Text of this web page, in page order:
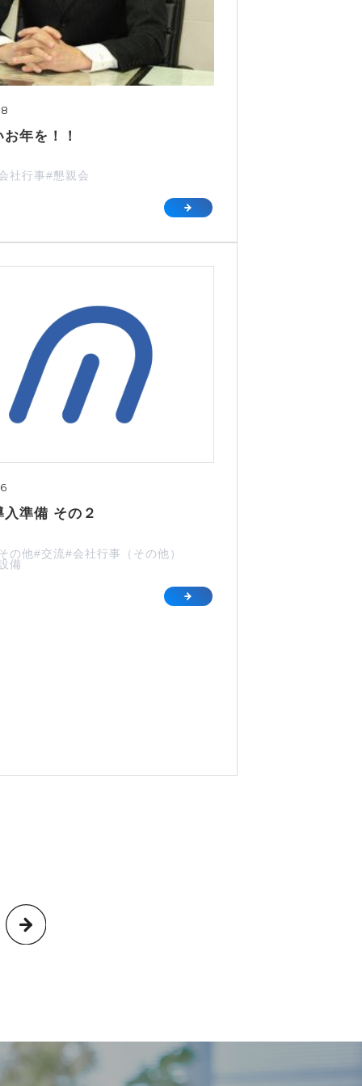
年を！！
社行事#懇親会
入準備 その２
の他#交流#会社行事（その他）
備